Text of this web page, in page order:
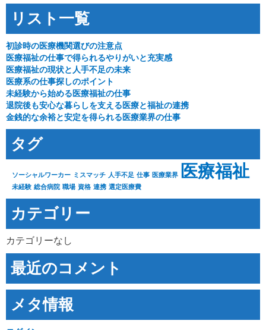
リスト一覧
初診時の医療機関選びの注意点
医療福祉の仕事で得られるやりがいと充実感
医療福祉の現状と人手不足の未来
医療系の仕事探しのポイント
未経験から始める医療福祉の仕事
退院後も安心な暮らしを支える医療と福祉の連携
金銭的な余裕と安定を得られる医療業界の仕事
タグ
ソーシャルワーカー ミスマッチ 人手不足 仕事 医療業界 医療福祉
未経験 総合病院 職場 資格 連携 選定医療費
カテゴリー
カテゴリーなし
最近のコメント
メタ情報